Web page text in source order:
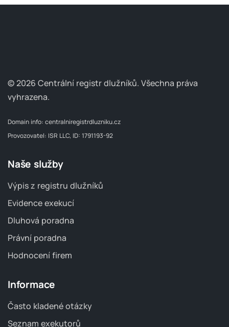
© 2026 Centrální registr dlužníků. Všechna práva
vyhrazena.
Domain info: centralniregistrdluzniku.cz
Provozovatel: ISR LLC, ID: 1791193-92
Naše služby
Výpis z registru dlužníků
Evidence exekucí
Dluhová poradna
Právní poradna
Hodnocení firem
Informace
Často kladené otázky
Seznam exekutorů